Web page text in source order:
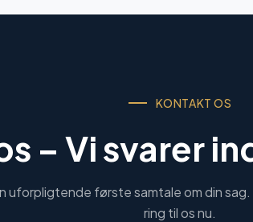
KONTAKT OS
– Vi svarer
uforpligtende første samtale om din
ring til os nu.